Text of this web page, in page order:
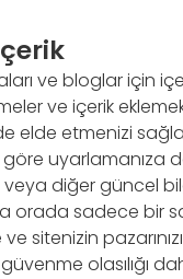
ve bloglar için
ve içerik
elde etmenizi
göre
diğer güncel
orada sadece bir
sitenizin
güvenme olasılığı